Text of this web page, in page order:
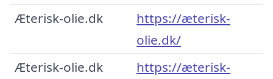
Æterisk-olie.dk
https://æterisk-
olie.dk/
Æterisk-olie.dk
https://æterisk-